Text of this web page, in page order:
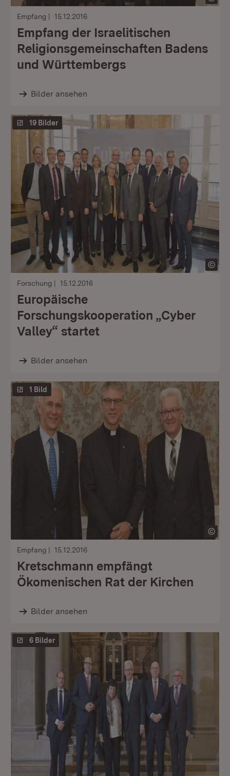
Empfang 15.12.2016
Empfang der Israelitischen
Religionsgemeinschaften Badens
und Württembergs
Bilder ansehen
19 Bilder
Forschung 15.12.2016
Europäische
Forschungskooperation „Cyber
Valley“ startet
Bilder ansehen
1 Bild
Empfang 15.12.2016
Kretschmann empfängt
Ökomenischen Rat der Kirchen
Bilder ansehen
6 Bilder